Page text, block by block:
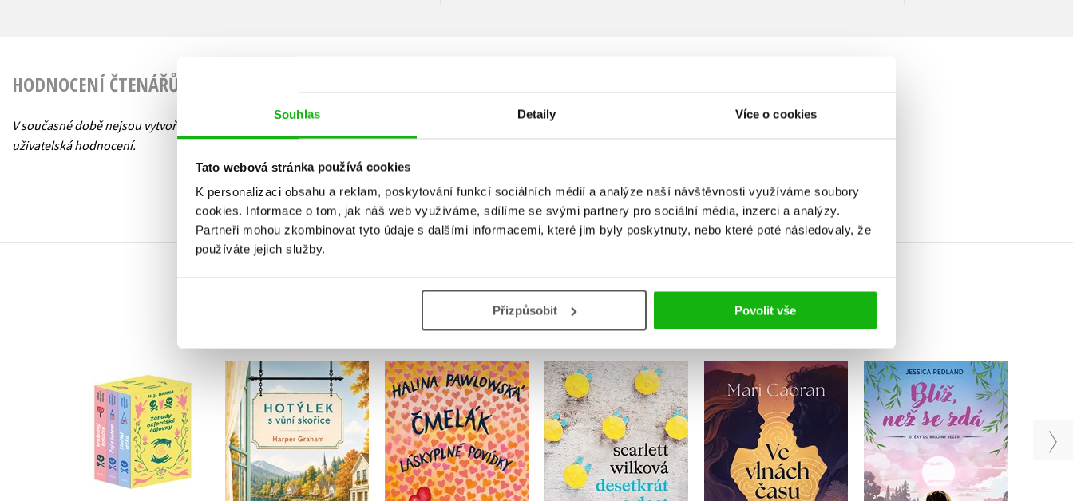
Souhlas Detaily Více o cookies
Tato webová stránka používá cookies
K personalizaci obsahu a reklam, poskytování funkcí sociálních médií a analýze naší návštěvnosti využíváme soubory
cookies. Informace o tom, jak náš web využíváme, sdílíme se svými partnery pro sociální média, inzerci a analýzy.
Partneři mohou zkombinovat tyto údaje s dalšími informacemi, které jim byly poskytnuty, nebo které poté následovaly, že
používáte jejich služby.
Přizpůsobit Povolit vše
HODNOCENÍ ČTENÁŘŮ
V současné době nejsou vytvořena žádná
uživatelská hodnocení.
Přihlásit
MOHLO BY VÁS TAKÉ ZAJÍMAT
Záhady oxfordské
čajovny - BOX
H. Y. Hanna
Hotýlek s vůní skořice
Harper Graham
Čmelák - Láskyplné
povídky
Halina Pawlowská
Desetkrát a dost
Scarlett Wilková
Ve vlnách času
Mari Caoran
Blíž, než se zdá
Jessica Redland